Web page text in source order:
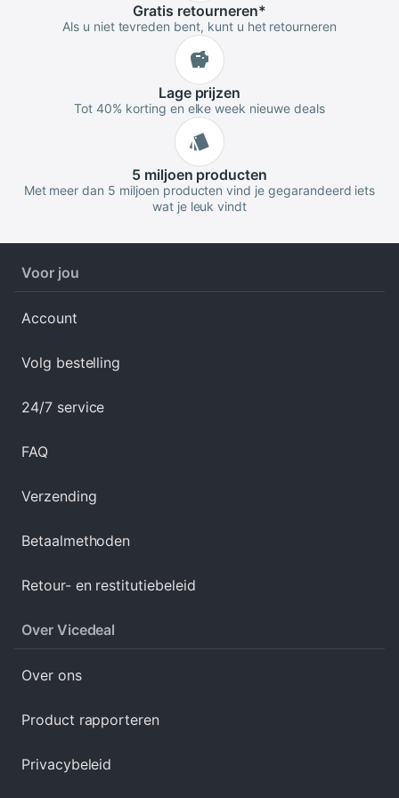
Gratis retourneren*
Als u niet tevreden bent, kunt u het retourneren
Lageprijzen
Tot 40% korting en elke week nieuwe deals
5 miljoen producten
Met meer dan 5 miljoen producten vind je gegarandeerd iets
wat je leuk vindt
Voor jou
Account
Volg bestelling
24/7 service
FAQ
Verzending
Betaalmethoden
Retour- en restitutiebeleid
Over Vicedeal
Over ons
Product rapporteren
Privacybeleid